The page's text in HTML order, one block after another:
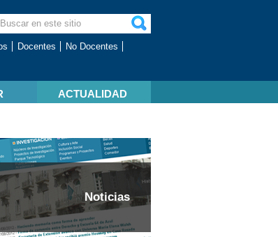
Docentes
No Docentes
ACTUALIDAD
Noticias